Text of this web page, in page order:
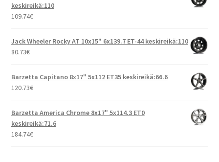
keskireikä:110
109.74€
Jack Wheeler Rocky AT 10x15" 6x139.7 ET-44 keskireikä:110
80.73€
Barzetta Capitano 8x17" 5x112 ET35 keskireikä:66.6
120.73€
Barzetta America Chrome 8x17" 5x114.3 ET0
keskireikä:71.6
184.74€